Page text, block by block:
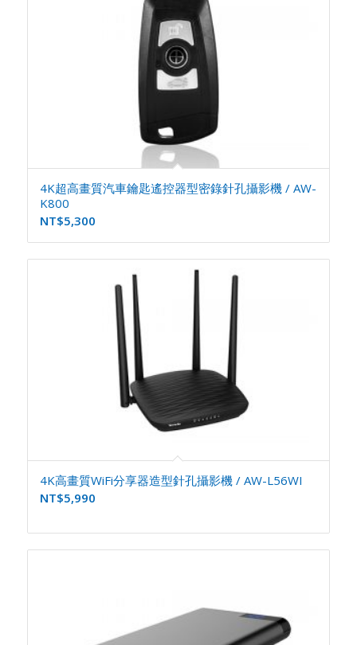
4K超高畫質汽車鑰匙遙控器型密錄針孔攝影機 / AW-
K800
NT$5,300
4K高畫質WiFi分享器造型針孔攝影機 / AW-L56WI
NT$5,990